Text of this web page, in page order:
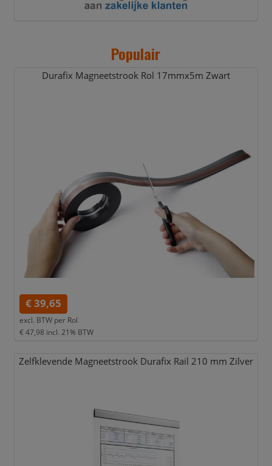
Populair
Durafix Magneetstrook Rol 17mmx5m Zwart
€ 39,65
excl. BTW per Rol
€ 47,98 incl. 21% BTW
Zelfklevende Magneetstrook Durafix Rail 210 mm Zilver